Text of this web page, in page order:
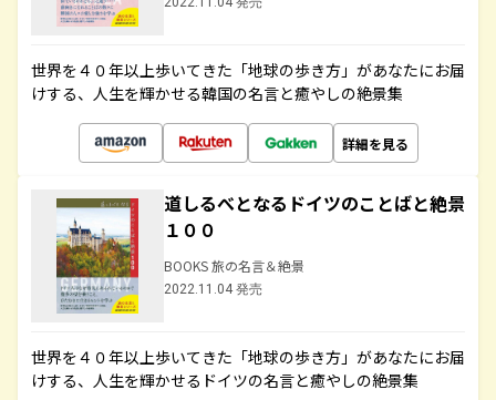
世界を４０年以上歩いてきた「地球の歩き方」があなたにお届
けする、人生を輝かせる韓国の名言と癒やしの絶景集
詳細を見る
道しるべとなるドイツのことばと絶景
１００
BOOKS 旅の名言＆絶景
2022.11.04 発売
世界を４０年以上歩いてきた「地球の歩き方」があなたにお届
けする、人生を輝かせるドイツの名言と癒やしの絶景集